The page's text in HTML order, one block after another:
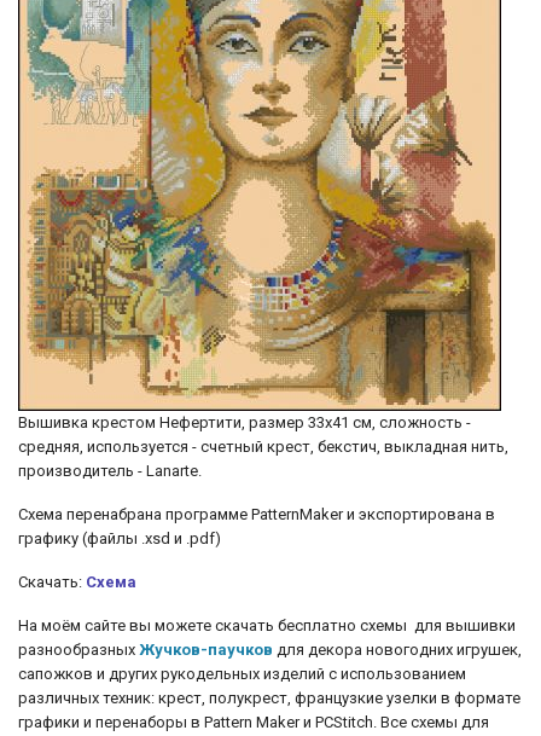
Вышивка крестом Нефертити, размер 33х41 см, сложность -
средняя, используется - счетный крест, бекстич, выкладная нить,
производитель - Lanarte.
Cхема перенабрана программе PatternMaker и экспортирована в
графику (файлы .xsd и .pdf)
Скачать: Схема
На моём сайте вы можете скачать бесплатно схемы для вышивки
разнообразных Жучков-паучков для декора новогодних игрушек,
сапожков и других рукодельных изделий с использованием
различных техник: крест, полукрест, французкие узелки в формате
графики и перенаборы в Pattern Maker и PCStitch. Все схемы для